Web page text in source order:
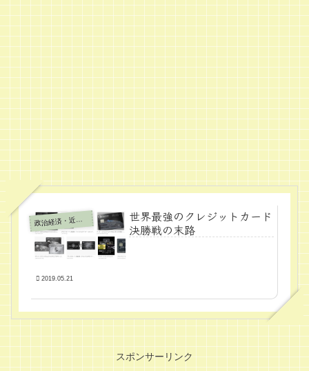
政
治経済・近代学問
世界最強のクレジットカード
決勝戦の末路
2019.05.21
スポンサーリンク